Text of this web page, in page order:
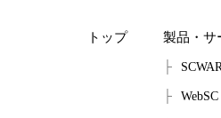
トップ 製品・サ